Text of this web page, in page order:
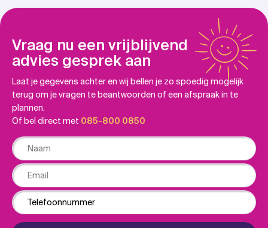
Vraag nu een vrijblijvend
advies gesprek aan
Laat je gegevens achter en wij bellen je zo spoedig mogelijk
terug om je vragen te beantwoorden of een afspraak in te
plannen.
Of bel direct met 085-800 0850
Naam
Email
Phone